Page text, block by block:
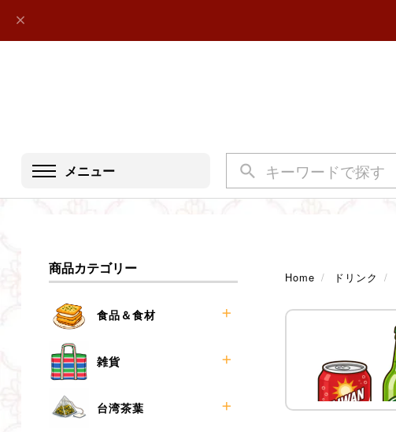
メニュー
商品カテゴリー
食品＆食材
お菓子
食材
調味料
麺類
雑貨
漁師バッグ
ペットボトルホルダー
台湾茶葉
Home ドリンク